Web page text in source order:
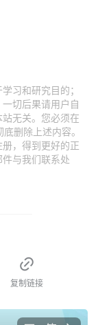
习和研究目的；
切后果请用户自
无关。您必须在
删除上述内容。
，得到更好的正
与我们联系处
复制链接